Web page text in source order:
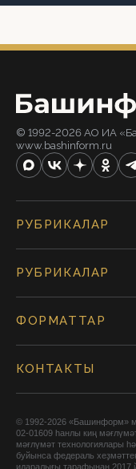
© 1992-2026 АО ИА
www.bashinform.ru
РУБРИКАЛАР
РУБРИКАЛАР
ФОРМАТТАР
КОНТАКТЫ
© 1992-2026 «Башинформ»
02-01609 һанлы киң
мәғлүмәт технологиялары
буйынса федераль
идаралығы тарафынан 2017